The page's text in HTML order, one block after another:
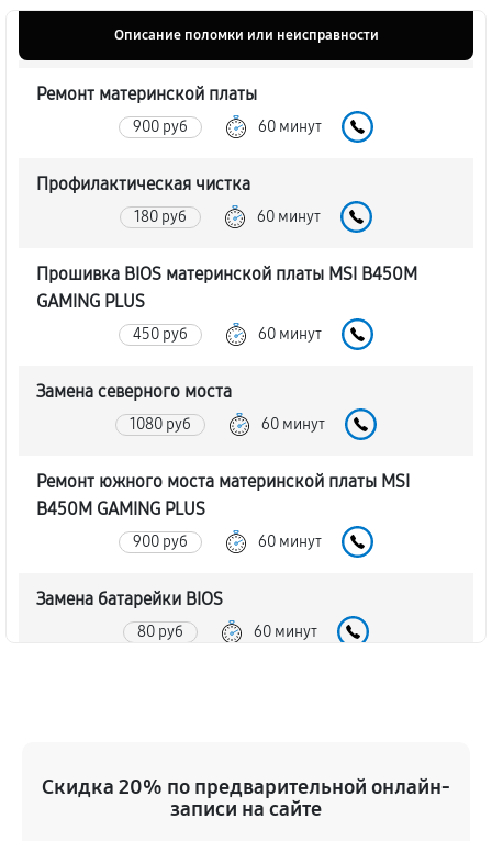
Описание поломки или неисправности
Ремонт материнской платы
900 руб 60 минут
Профилактическая чистка
180 руб 60 минут
Прошивка BIOS материнской платы MSI B450M
GAMING PLUS
450 руб 60 минут
Замена северного моста
1080 руб 60 минут
Ремонт южного моста материнской платы MSI
B450M GAMING PLUS
900 руб 60 минут
Замена батарейки BIOS
80 руб 60 минут
Скидка 20% по предварительной онлайн-
записи на сайте